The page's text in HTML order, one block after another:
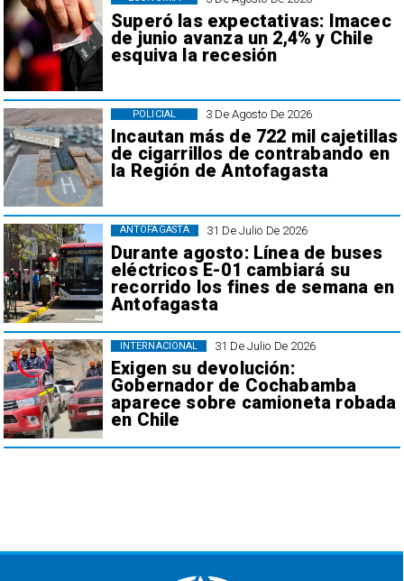
Superó las expectativas: Imacec
de junio avanza un 2,4% y Chile
esquiva la recesión
3 De Agosto De 2026
Incautan más de 722 mil cajetillas
de cigarrillos de contrabando en
la Región de Antofagasta
POLICIAL
31 De Julio De 2026
Durante agosto: Línea de buses
eléctricos E-01 cambiará su
recorrido los fines de semana en
Antofagasta
ANTOFAGASTA
31 De Julio De 2026
Exigen su devolución:
Gobernador de Cochabamba
aparece sobre camioneta robada
en Chile
INTERNACIONAL